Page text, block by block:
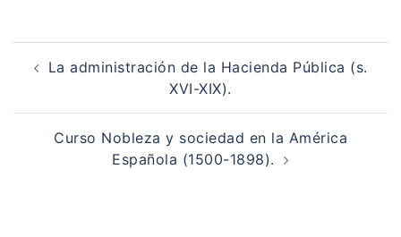
Navegación
de La administración de la Hacienda Pública (s.
XVI-XIX).
Curso Nobleza y sociedad en la América
Española (1500-1898).